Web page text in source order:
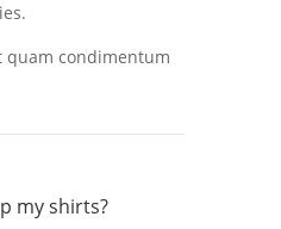
condimentum
my shirts?